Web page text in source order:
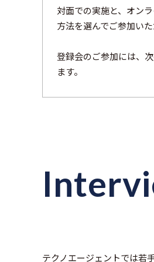
対面での実施と、オン
方法を選んでご参加いた
登録会のご参加には、
ます。
テクノエージェントでは若